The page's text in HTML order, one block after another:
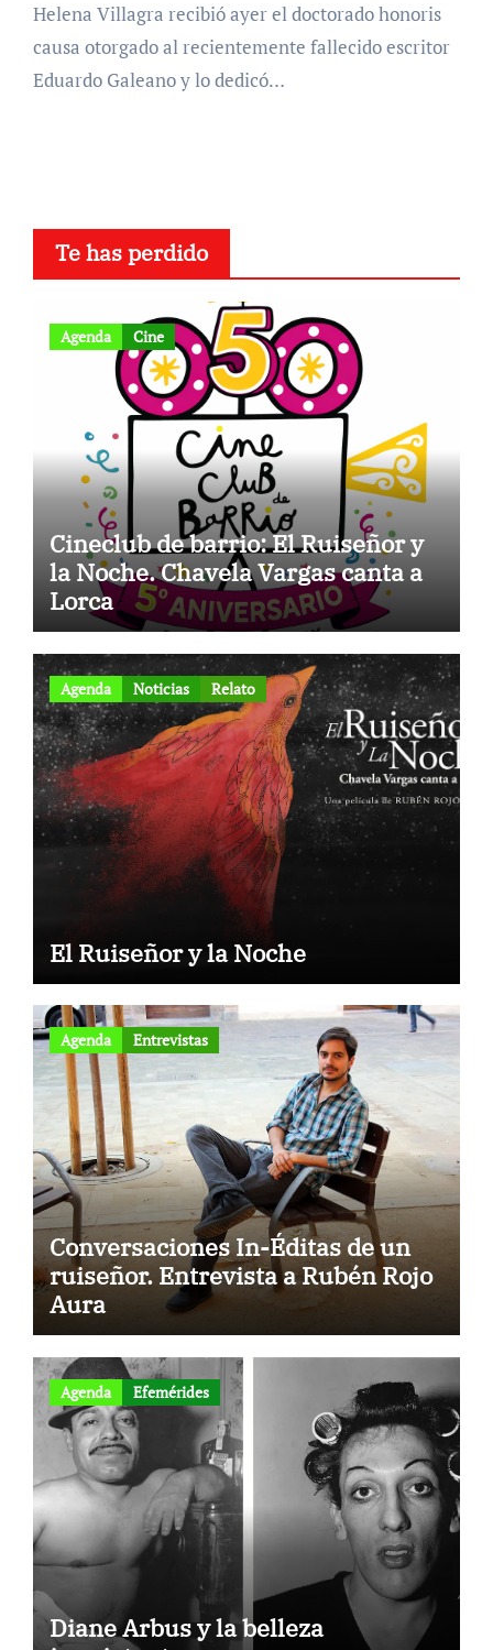
Helena Villagra recibió ayer el doctorado honoris
causa otorgado al recientemente fallecido escritor
Eduardo Galeano y lo dedicó…
Te has perdido
Agenda Cine
Cineclub de barrio: El Ruiseñor y
la Noche. Chavela Vargas canta a
Lorca
Agenda Noticias Relato
El Ruiseñor y la Noche
Agenda Entrevistas
Conversaciones In-Éditas de un
ruiseñor. Entrevista a Rubén Rojo
Aura
Agenda Efemérides
Diane Arbus y la belleza